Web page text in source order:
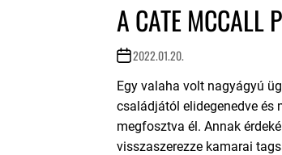
A CATE MCCALL
2022.01.20.
Egy valaha volt nagyágyú
családjától elidegenedve és
megfosztva él. Annak
visszaszerezze kamarai